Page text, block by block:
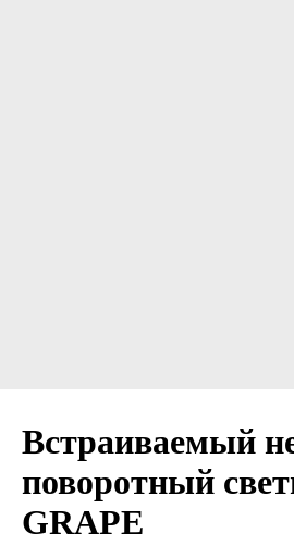
Встраиваемый
поворотный
GRAPE